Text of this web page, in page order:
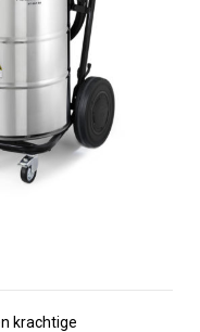
krachtige